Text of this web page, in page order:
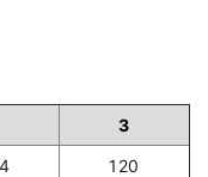
3
120